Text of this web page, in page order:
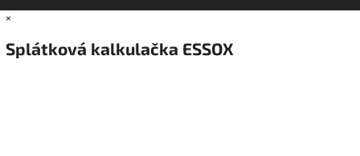
×
Splátková kalkulačka ESSOX